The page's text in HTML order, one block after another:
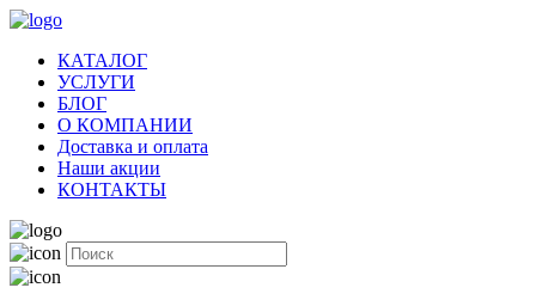
КАТАЛОГ
УСЛУГИ
БЛОГ
О КОМПАНИИ
Доставка и оплата
Наши акции
КОНТАКТЫ